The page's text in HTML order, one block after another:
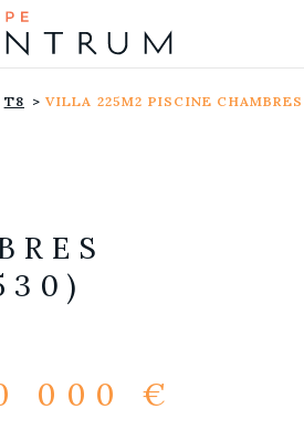
T8 VILLA 225M2 PISCINE CHAMBRES
000 €